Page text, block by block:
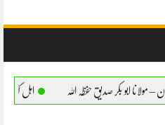
اہل کتاب کے برتن استعمال کرنے کا بیان